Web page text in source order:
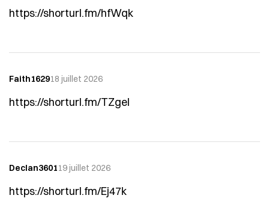
https://shorturl.fm/hfWqk
Faith162918 juillet 2026
https://shorturl.fm/TZgel
Declan360119 juillet 2026
https://shorturl.fm/Ej47k